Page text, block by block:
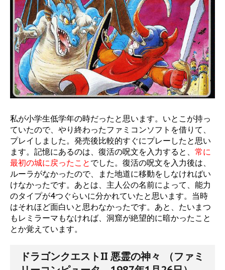
私が小学生低学年の時だったと思います。いとこが持っ
ていたので、やり終わったファミコンソフトを借りて、
プレイしました。発売後比較的すぐにプレーしたと思い
ます。記憶にあるのは、復活の呪文を入力すると、 常に
最初の城に戻ったこと でした。復活の呪文を入力後は、
ルーラがなかったので、また地道に移動をしなければい
けなかったです。あとは、主人公の名前によって、能力
のタイプが4つぐらいに分かれていたと思います。当時
はそれほど面白いと思わなかったです。あと、たいまつ
もレミラーマもなければ、洞窟が絶望的に暗かったこと
とか覚えています。
ドラゴンクエストII 悪霊の神々 （ファミ